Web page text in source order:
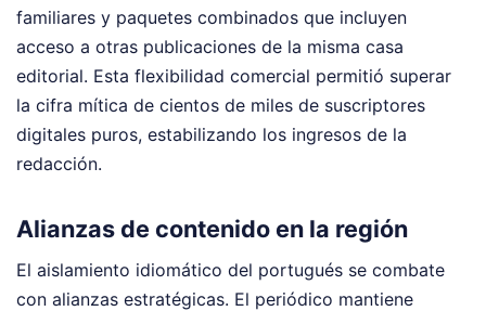
familiares y paquetes combinados que incluyen
acceso a otras publicaciones de la misma casa
editorial. Esta flexibilidad comercial permitió superar
la cifra mítica de cientos de miles de suscriptores
digitales puros, estabilizando los ingresos de la
redacción.
Alianzas de contenido en la región
El aislamiento idiomático del portugués se combate
con alianzas estratégicas. El periódico mantiene